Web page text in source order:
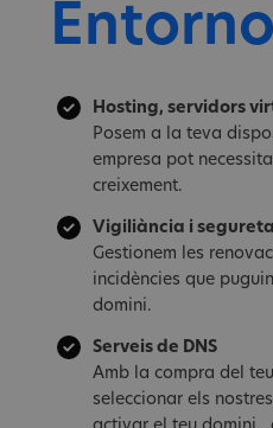
Hosting, servidors
Posem a la teva
empresa pot
creixement.
Vigiliància i
Gestionem les
incidències que
domini.
Serveis de DNS
Amb la compra del
seleccionar els